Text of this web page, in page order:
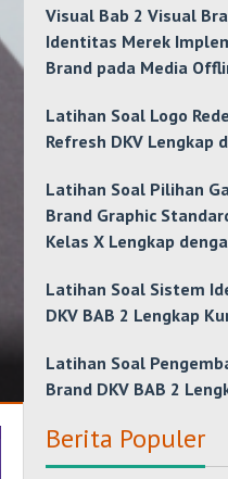
Visual Bab 2 Visual
Identitas Merek
Brand pada Media
Latihan Soal Logo
Refresh DKV Lengkap
Latihan Soal Pilihan
Brand Graphic
Kelas X Lengkap
Latihan Soal Sistem
DKV BAB 2 Lengkap
Latihan Soal
Brand DKV BAB 2
Berita Populer